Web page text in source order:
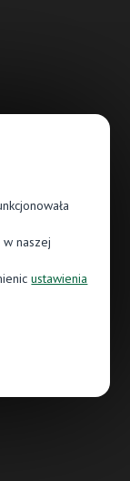
naszej
ustawienia